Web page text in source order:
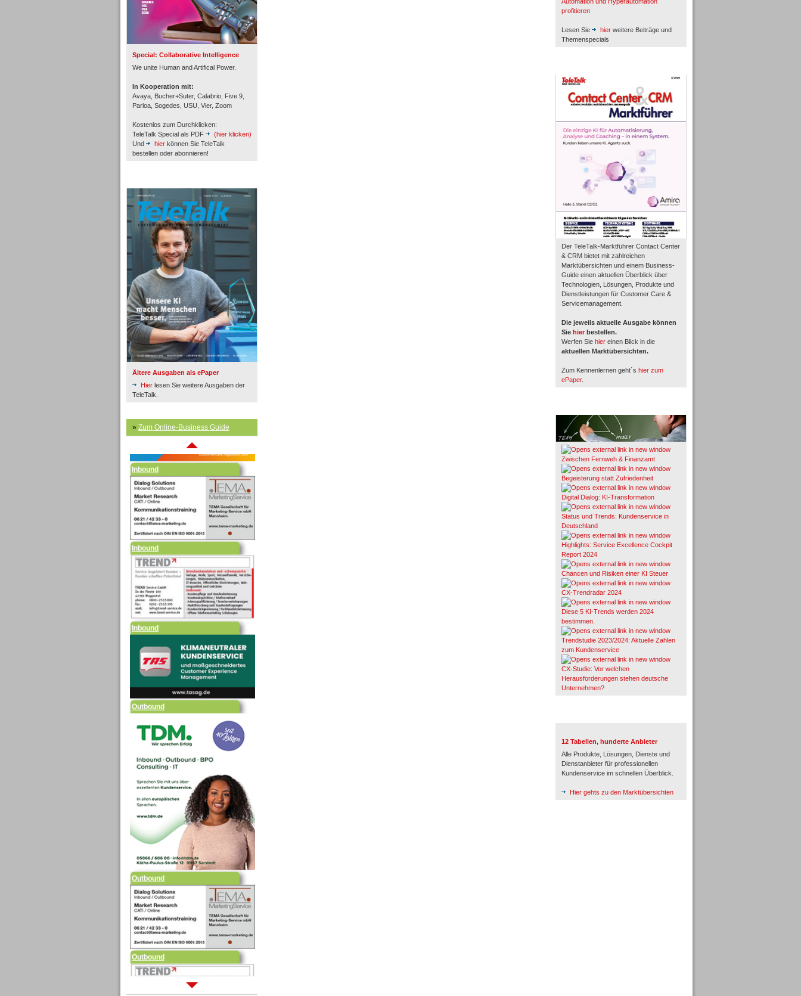
Special: Collaborative Intelligence
We unite Human and Artifical Power.
In Kooperation mit:
Avaya, Bucher+Suter, Calabrio, Five 9,
Parloa, Sogedes, USU, Vier, Zoom
Kostenlos zum Durchklicken:
TeleTalk Special als PDF
(hier klicken)
Und
hier können Sie TeleTalk
bestellen oder abonnieren!
Ältere Ausgaben als ePaper
Hier lesen Sie weitere Ausgaben der
TeleTalk.
» Zum Online-Business Guide
Inbound
Inbound
Inbound
Inbound
Inbound
Outbound
Outbound
Outbound
profitieren
Lesen Sie hier weitere Beiträge und
Themenspecials
Der TeleTalk-Marktführer Contact Center
& CRM bietet mit zahlreichen
Marktübersichten und einem Business-
Guide einen aktuellen Überblick über
Technologien, Lösungen, Produkte und
Dienstleistungen für Customer Care &
Servicemanagement.
Die jeweils aktuelle Ausgabe können
Sie hier bestellen.
Werfen Sie hier einen Blick in die
aktuellen Marktübersichten.
Zum Kennenlernen geht´s hier zum
ePaper.
Zwischen Fernweh & Finanzamt
Begeisterung statt Zufriedenheit
Digital Dialog: KI-Transformation
Status und Trends: Kundenservice in
Deutschland
Highlights: Service Excellence Cockpit
Report 2024
Chancen und Risiken einer KI Steuer
CX-Trendradar 2024
Diese 5 KI-Trends werden 2024
bestimmen.
Trendstudie 2023/2024: Aktuelle Zahlen
zum Kundenservice
CX-Studie: Vor welchen
Herausforderungen stehen deutsche
Unternehmen?
12 Tabellen, hunderte Anbieter
Alle Produkte, Lösungen, Dienste und
Dienstanbieter für professionellen
Kundenservice im schnellen Überblick.
Hier gehts zu den Marktübersichten